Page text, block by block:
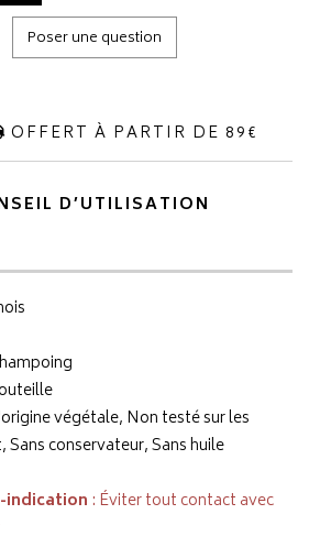
Poser une question
OFFERT À PARTIR DE 89€
D’UTILISATION
végétale, Non testé sur les
Sans conservateur, Sans huile
indication : Éviter tout contact avec